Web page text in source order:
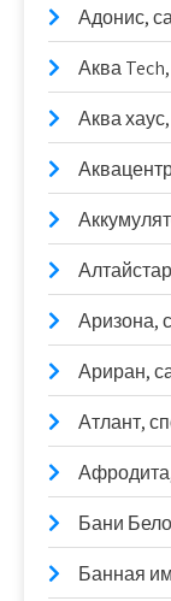
Адонис,
Аква
Аква
Аризона,
Ариран,
Атлант,
Бани
Банная